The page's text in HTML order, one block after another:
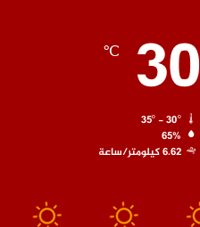
30
℃
65%
6.62 كيلومتر/ساعة